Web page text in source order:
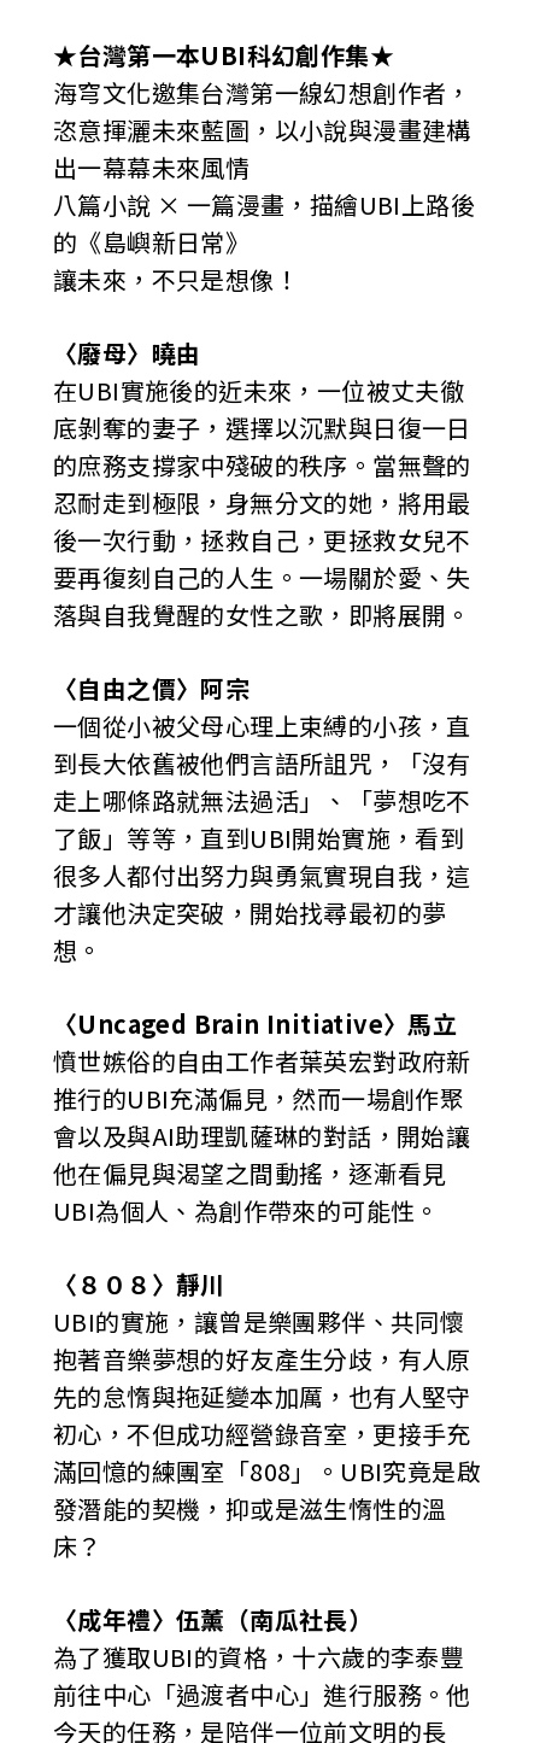
★台灣第一本UBI科幻創作集★
海穹文化邀集台灣第一線幻想創作者，
恣意揮灑未來藍圖，以小說與漫畫建構
出一幕幕未來風情
八篇小說 × 一篇漫畫，描繪UBI上路後
的《島嶼新日常》
讓未來，不只是想像！
〈廢母〉曉由
在UBI實施後的近未來，一位被丈夫徹
底剝奪的妻子，選擇以沉默與日復一日
的庶務支撐家中殘破的秩序。當無聲的
忍耐走到極限，身無分文的她，將用最
後一次行動，拯救自己，更拯救女兒不
要再復刻自己的人生。一場關於愛、失
落與自我覺醒的女性之歌，即將展開。
〈自由之價〉阿宗
一個從小被父母心理上束縛的小孩，直
到長大依舊被他們言語所詛咒，「沒有
走上哪條路就無法過活」、「夢想吃不
了飯」等等，直到UBI開始實施，看到
很多人都付出努力與勇氣實現自我，這
才讓他決定突破，開始找尋最初的夢
想。
〈Uncaged Brain Initiative〉馬立
憤世嫉俗的自由工作者葉英宏對政府新
推行的UBI充滿偏見，然而一場創作聚
會以及與AI助理凱薩琳的對話，開始讓
他在偏見與渴望之間動搖，逐漸看見
UBI為個人、為創作帶來的可能性。
〈８０８〉靜川
UBI的實施，讓曾是樂團夥伴、共同懷
抱著音樂夢想的好友產生分歧，有人原
先的怠惰與拖延變本加厲，也有人堅守
初心，不但成功經營錄音室，更接手充
滿回憶的練團室「808」。UBI究竟是啟
發潛能的契機，抑或是滋生惰性的溫
床？
〈成年禮〉伍薰（南瓜社長）
為了獲取UBI的資格，十六歲的李泰豐
前往中心「過渡者中心」進行服務。他
今天的任務，是陪伴一位前文明的長